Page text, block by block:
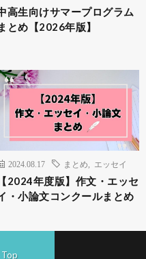
高生向けサマープログラム
とめ【2026年版】
2024.08.17 まとめ エッセイ
【2024年度版】作文・エッセ
・小論文コンクールまとめ